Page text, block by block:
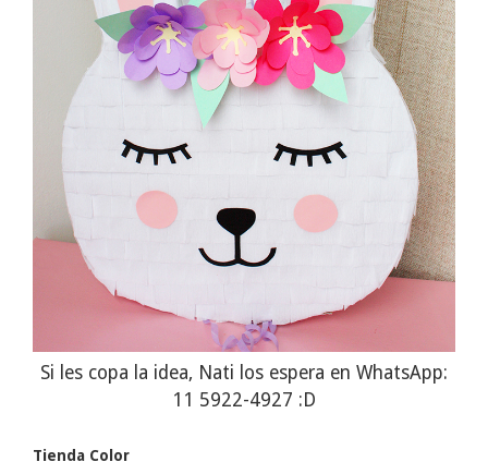
Si les copa la idea, Nati los espera en WhatsApp:
11 5922-4927 :D
Tienda Color